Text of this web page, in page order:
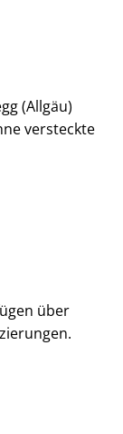
(Allgäu)
versteckte
über